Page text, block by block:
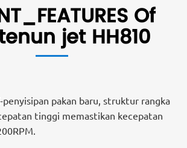
Of
jet HH810
pakan baru, struktur rangka
tinggi memastikan kecepatan